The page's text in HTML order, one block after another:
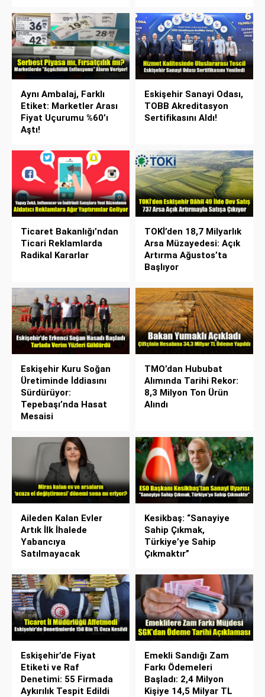
Aynı Ambalaj, Farklı
Etiket: Marketler Arası
Fiyat Uçurumu %60’ı
Aştı!
Eskişehir Sanayi Odası,
TOBB Akreditasyon
Sertifikasını Aldı!
Ticaret Bakanlığı’ndan
Ticari Reklamlarda
Radikal Kararlar
TOKİ’den 18,7 Milyarlık
Arsa Müzayedesi: Açık
Artırma Ağustos’ta
Başlıyor
Eskişehir Kuru Soğan
Üretiminde İddiasını
Sürdürüyor:
Tepebaşı’nda Hasat
Mesaisi
TMO’dan Hububat
Alımında Tarihi Rekor:
8,3 Milyon Ton Ürün
Alındı
Aileden Kalan Evler
Artık İlk İhalede
Yabancıya
Satılmayacak
Kesikbaş: “Sanayiye
Sahip Çıkmak,
Türkiye’ye Sahip
Çıkmaktır”
Eskişehir’de Fiyat
Etiketi ve Raf
Denetimi: 55 Firmada
Aykırılık Tespit Edildi
Emekli Sandığı Zam
Farkı Ödemeleri
Başladı: 2,4 Milyon
Kişiye 14,5 Milyar TL